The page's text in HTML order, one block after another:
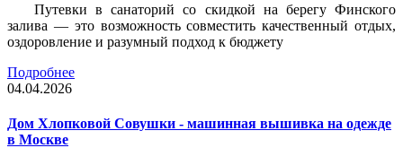
Путевки в санаторий со скидкой на берегу Финского
залива — это возможность совместить качественный отдых,
оздоровление и разумный подход к бюджету
Подробнее
04.04.2026
Дом Хлопковой Совушки - машинная вышивка на одежде
в Москве